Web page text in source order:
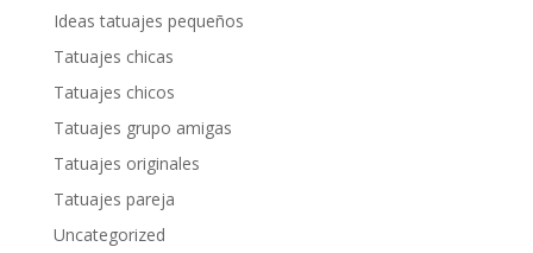
Ideas tatuajes pequeños
Tatuajes chicas
Tatuajes chicos
Tatuajes grupo amigas
Tatuajes originales
Tatuajes pareja
Uncategorized